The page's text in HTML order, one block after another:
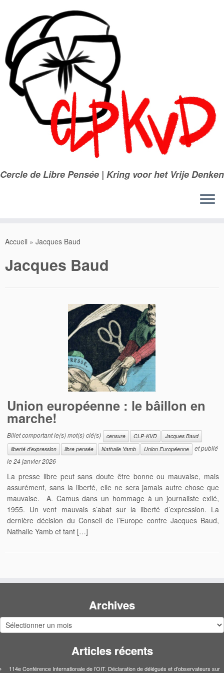
contenu
Cercle de Libre Pensée | Kring voor het Vrije Denken
Accueil » Jacques Baud
Jacques Baud
Union européenne : le bâillon en
marche!
Billet comportant le(s) mot(s) clé(s) censure CLP-KVD
Jacques Baud
liberté d'expression
libre pensée Nathalie Yamb Union Européenne
et publié
le24 janvier 2026
La presse libre peut sans doute être bonne ou mauvaise, mais
assurément, sans la liberté, elle ne sera jamais autre chose que
mauvaise. A. Camus dans un hommage à un journaliste exilé,
1955. Un vent mauvais s’abat sur la liberté d’expression. La
dernière décision du Conseil de l’Europe contre Jacques Baud,
Nathalie Yamb et tant […]
Archives
Archives
Articles récents
114e Conférence Internationale de l’OIT. Déclaration de délégués et d’observateurs sur